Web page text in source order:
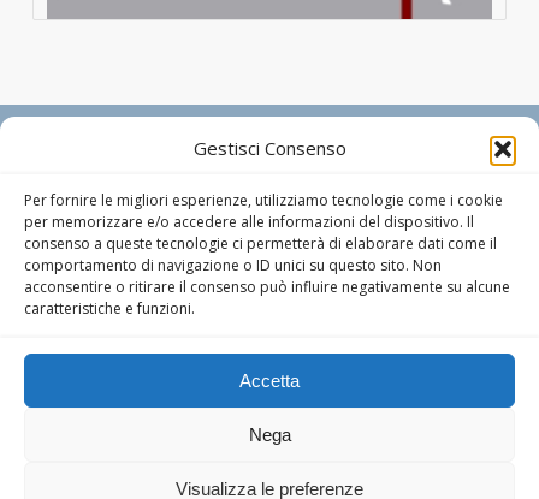
Gestisci Consenso
Per fornire le migliori esperienze, utilizziamo tecnologie come i cookie
per memorizzare e/o accedere alle informazioni del dispositivo. Il
consenso a queste tecnologie ci permetterà di elaborare dati come il
comportamento di navigazione o ID unici su questo sito. Non
acconsentire o ritirare il consenso può influire negativamente su alcune
caratteristiche e funzioni.
Accetta
Nega
Visualizza le preferenze
POLIMNIA DIGITAL EDITIONS
Via Campo Marzio n. 34 – 33077 Sacile (PN) Tel : +39
0434.73.44.72 – P.IVA 01755350939
Designer editoriale:Marcello Manghi
Informativa Privacy
Cookie Policy
Dichiarazione di non responsabilità